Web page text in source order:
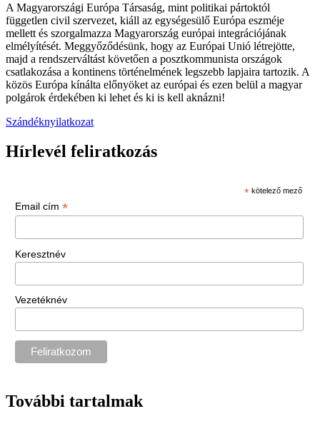
A Magyarországi Európa Társaság, mint politikai pártoktól
független civil szervezet, kiáll az egységesülő Európa eszméje
mellett és szorgalmazza Magyarország európai integrációjának
elmélyítését. Meggyőződésünk, hogy az Európai Unió létrejötte,
majd a rendszerváltást követően a posztkommunista országok
csatlakozása a kontinens történelmének legszebb lapjaira tartozik. A
közös Európa kínálta előnyöket az európai és ezen belül a magyar
polgárok érdekében ki lehet és ki is kell aknázni!
Szándéknyilatkozat
Hírlevél feliratkozás
* kötelező mező
Email cím *
Keresztnév
Vezetéknév
További tartalmak